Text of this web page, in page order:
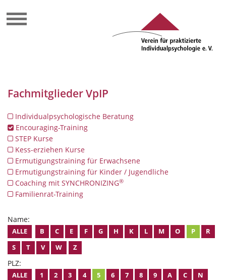
Fachmitglieder VpIP
Individualpsychologische Beratung
Encouraging-Training
STEP Kurse
Kess-erziehen Kurse
Ermutigungstraining für Erwachsene
Ermutigungstraining für Kinder / Jugendliche
Coaching mit SYNCHRONIZING®
Familienrat-Training
Name:
ALLE B C E F G H K L M O P
R
S
T V W Z
PLZ:
ALLE 1 2 3 4 5 6 7 8 9 A C N